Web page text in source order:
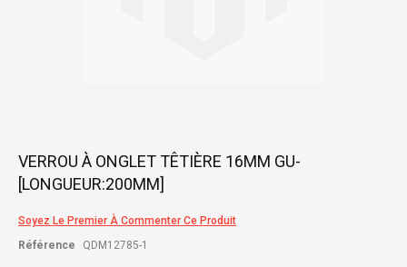
Skip
the
of
images
VERROU À ONGLET TÊTIÈRE 16MM GU-
[LONGUEUR:200MM]
Soyez Le Premier À Commenter Ce Produit
Référence
QDM12785-1